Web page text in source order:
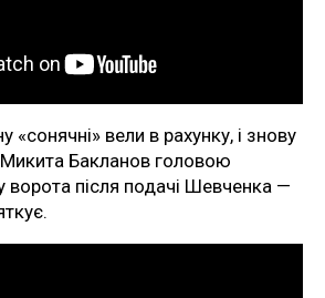
«сонячні» вели в рахунку, і знову
Микита Бакланов головою
ворота після подачі Шевченка —